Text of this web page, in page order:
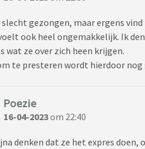
slecht gezongen, maar ergens
ook heel ongemakkelijk. Ik
wat ze over zich heen krijgen.
te presteren wordt hierdoor
Poezie
16-04-2023om 22:40
denken dat ze het expres